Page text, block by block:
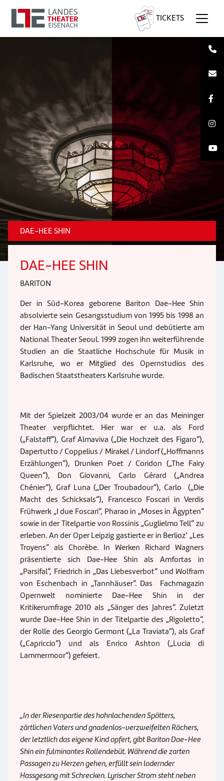
TICKETS
DAE-HEE SHIN
DAE-HEE SHIN
BARITON
Der in Süd-Korea geborene Bariton Dae-Hee Shin
absolvierte sein Gesangsstudium von 1995 bis 1998 an
der Han-Yang Universität in Seoul und debütierte am
National Theater Seoul. 1999 zogen ihn weiterführende
Studien an die Staatliche Hochschule für Musik in
Karlsruhe, wo er Mitglied des Opernstudios des
Badischen Staatstheaters Karlsruhe wurde.
Mit der Spielzeit 2003/04 wurde er an das Meininger
Theater verpflichtet. Hier war er u.a. als Ford
(„Falstaff“), Graf Almaviva („Die Hochzeit des Figaro“),
Dapertutto / Coppelius / Mirakel / Lindorf („Hoffmanns
Erzählungen“), Drunken Poet / Coridon („The Fairy
Queen“), Don Giovanni, Carlo Gérard („Andrea
Chénier“), Graf Luna („Der Troubadour“), Carlo („Die
Macht des Schicksals“), Francesco Foscari in Verdis
Frühwerk „I due Foscari“, Pharao in „Moses in Ägypten“
sowie in der Titelpartie von Rossinis „Guglielmo Tell“ zu
erleben. An der Oper Leipzig gastierte er in Berlioz‘ „Les
Troyens“ als Chorèbe. In Werken Richard Wagners
präsentierte sich Dae-Hee Shin als Amfortas in
„Parsifal“, Friedrich in „Das Liebesverbot“ und Wolfram
von Eschenbach in „Tannhäuser“. Das Fachmagazin
Opernwelt nominierte Dae-Hee Shin in der
Kritikerumfrage 2010 als „Sänger des Jahres“. Zuletzt
wurde Dae-Hee Shin in der Titelpartie des „Rigoletto“,
der Rolle des Georgio Germont („La Traviata“), als Graf
(„Capriccio“) und als Enrico Ashton („Lucia di
Lammermoor“) gefeiert.
„In der Riesenpartie des hohnlachenden Spötters,
zärtlichen Vaters und gnadenlos-verzweifelten Rächers,
der letztlich das eigene Kind opfert, gibt Bariton Dae-Hee
Shin ein fulminantes Rollendebüt. Während die zarten
Passagen zu Herzen gehen, erfüllt sein lodernder
Hassgesang mit Schrecken. Lyrischer Strom steht neben